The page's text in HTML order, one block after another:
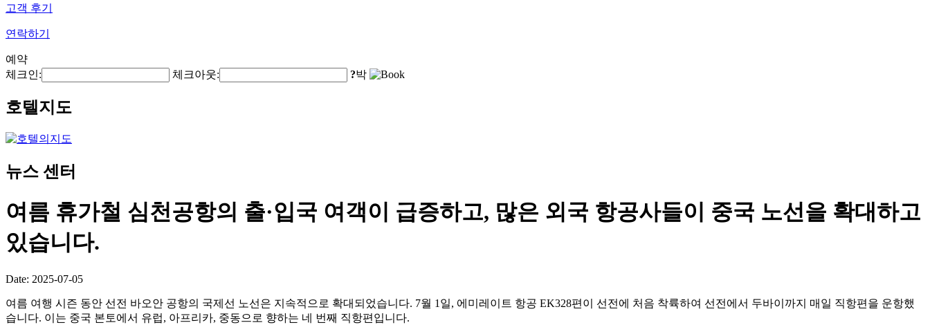
고객 후기
연락하기
예약
체크인:
체크아웃: ?박
호텔지도
뉴스 센터
여름 휴가철 심천공항의 출·입국 여객이 급증하고, 많은 외국 항공사들이 중국 노선을 확대하고
있습니다.
Date: 2025-07-05
여름 여행 시즌 동안 선전 바오안 공항의 국제선 노선은 지속적으로 확대되었습니다. 7월 1일, 에미레이트 항공 EK328편이 선전에 처음 착륙하여 선전에서 두바이까지 매일 직항편을 운항했
습니다. 이는 중국 본토에서 유럽, 아프리카, 중동으로 향하는 네 번째 직항편입니다.